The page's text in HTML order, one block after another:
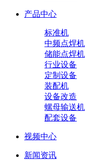
产品中心
标准机
中频点焊机
储能点焊机
行业设备
定制设备
装配机
设备改造
螺母输送机
配套设备
视频中心
新闻资讯